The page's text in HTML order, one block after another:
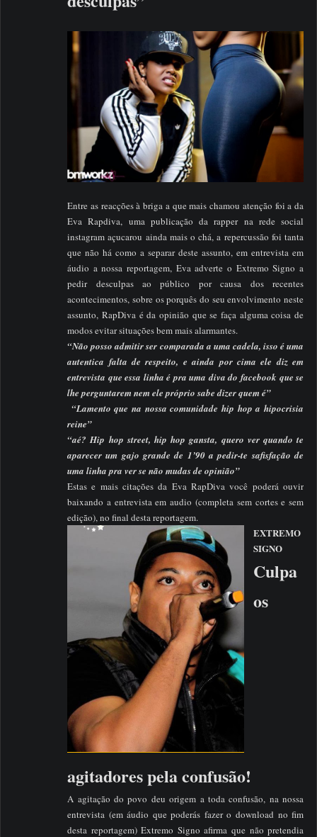
Entre as reacções à briga a que mais chamou atenção foi a da
Eva Rapdiva, uma publicação da rapper na rede social
instagram açucarou ainda mais o chá, a repercussão foi tanta
que não há como a separar deste assunto, em entrevista em
áudio a nossa reportagem, Eva adverte o Extremo Signo a
pedir desculpas ao público por causa dos recentes
acontecimentos, sobre os porquês do seu envolvimento neste
assunto, RapDiva é da opinião que se faça alguma coisa de
modos evitar situações bem mais alarmantes.
“Não posso admitir ser comparada a uma cadela, isso é uma
autentica falta de respeito, e ainda por cima ele diz em
entrevista que essa linha é pra uma diva do facebook que se
lhe perguntarem nem ele próprio sabe dizer quem é”
“Lamento que na nossa comunidade hip hop a hipocrisia
reine”
“aé? Hip hop street, hip hop gansta, quero ver quando te
aparecer um gajo grande de 1’90 a pedir-te safisfação de
uma linha pra ver se não mudas de opinião”
Estas e mais citações da Eva RapDiva você poderá ouvir
baixando a entrevista em audio (completa sem cortes e sem
edição), no final desta reportagem.
EXTREMO
SIGNO
Culpa
os
agitadores pela confusão!
A agitação do povo deu origem a toda confusão, na nossa
entrevista (em áudio que poderás fazer o download no fim
desta reportagem) Extremo Signo afirma que não pretendia